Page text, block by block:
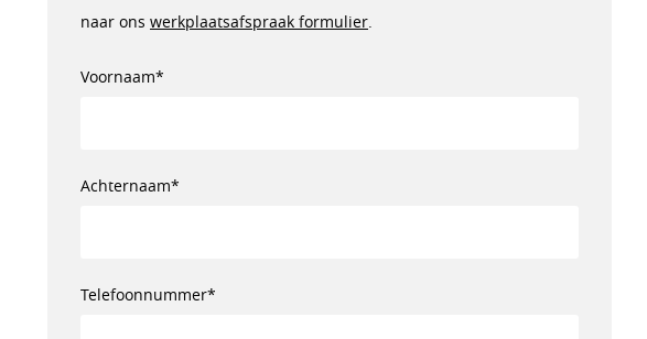
naar ons werkplaatsafspraak formulier.
Voornaam*
Achternaam*
Telefoonnummer*